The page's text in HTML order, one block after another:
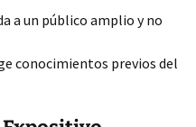
a un público amplio y no
conocimientos previos del